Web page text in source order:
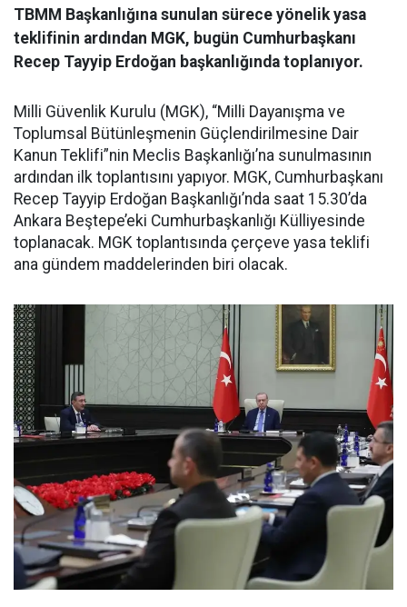
TBMM Başkanlığına sunulan sürece yönelik yasa
teklifinin ardından MGK, bugün Cumhurbaşkanı
Recep Tayyip Erdoğan başkanlığında toplanıyor.
Milli Güvenlik Kurulu (MGK), “Milli Dayanışma ve
Toplumsal Bütünleşmenin Güçlendirilmesine Dair
Kanun Teklifi”nin Meclis Başkanlığı’na sunulmasının
ardından ilk toplantısını yapıyor. MGK, Cumhurbaşkanı
Recep Tayyip Erdoğan Başkanlığı’nda saat 15.30’da
Ankara Beştepe’eki Cumhurbaşkanlığı Külliyesinde
toplanacak. MGK toplantısında çerçeve yasa teklifi
ana gündem maddelerinden biri olacak.